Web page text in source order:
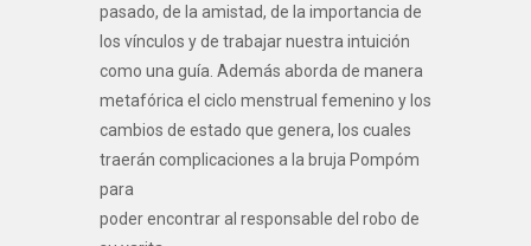
pasado, de la amistad, de la importancia de
los vínculos y de trabajar nuestra intuición
como una guía. Además aborda de manera
metafórica el ciclo menstrual femenino y los
cambios de estado que genera, los cuales
traerán complicaciones a la bruja Pompóm
para
poder encontrar al responsable del robo de